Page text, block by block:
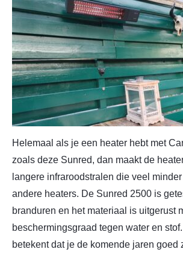
Helemaal als je een heater hebt met
zoals deze Sunred, dan maakt de
langere infraroodstralen die veel
andere heaters. De Sunred 2500 is
branduren en het materiaal is uitgerust
beschermingsgraad tegen water en
betekent dat je de komende jaren goed